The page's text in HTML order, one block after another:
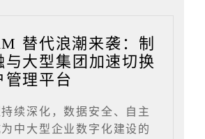
替代浪潮来袭：制
与大型集团加速切换
管理平台
续深化，数据安全、自主
中大型企业数字化建设的